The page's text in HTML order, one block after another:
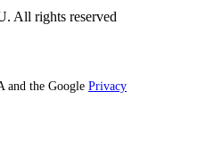
All rights reserved
and the Google Privacy